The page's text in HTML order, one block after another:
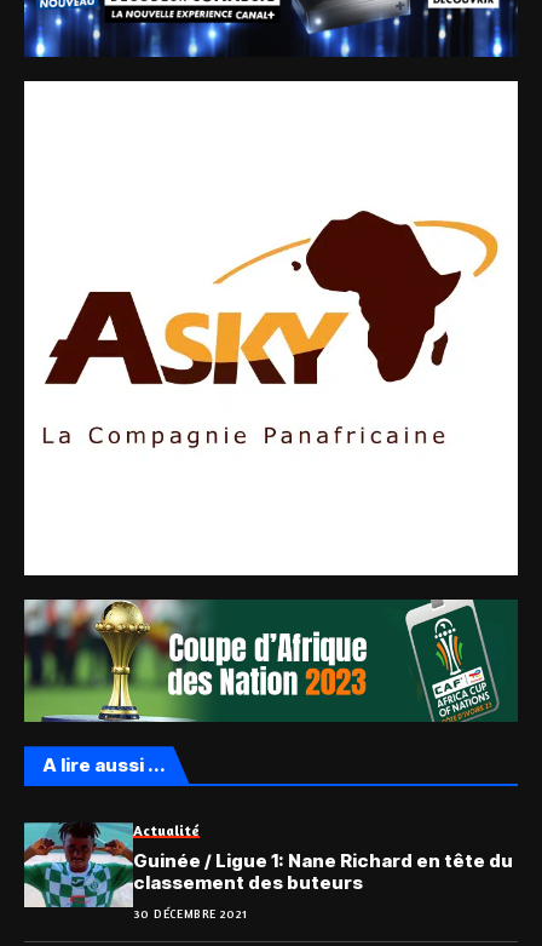
A lire aussi ...
Actualité
Guinée / Ligue 1: Nane Richard en tête du
classement des buteurs
30 DÉCEMBRE 2021